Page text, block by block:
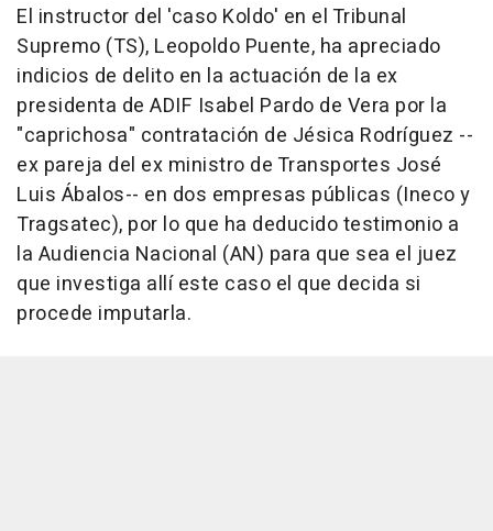
El instructor del 'caso Koldo' en el Tribunal
Supremo (TS), Leopoldo Puente, ha apreciado
indicios de delito en la actuación de la ex
presidenta de ADIF Isabel Pardo de Vera por la
"caprichosa" contratación de Jésica Rodríguez --
ex pareja del ex ministro de Transportes José
Luis Ábalos-- en dos empresas públicas (Ineco y
Tragsatec), por lo que ha deducido testimonio a
la Audiencia Nacional (AN) para que sea el juez
que investiga allí este caso el que decida si
procede imputarla.